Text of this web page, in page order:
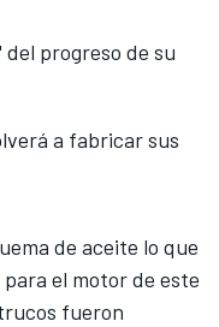
del progreso de su
a fabricar sus
de aceite lo que
el motor de este
fueron